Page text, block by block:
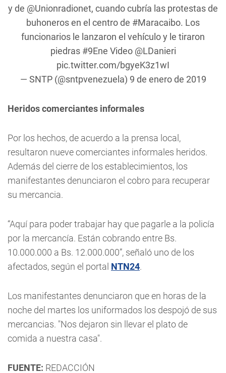
y de @Unionradionet, cuando cubría las protestas de
buhoneros en el centro de #Maracaibo. Los
funcionarios le lanzaron el vehículo y le tiraron
piedras #9Ene Video @LDanieri
pic.twitter.com/bgyeK3z1wI
— SNTP (@sntpvenezuela) 9 de enero de 2019
Heridos comerciantes informales
Por los hechos, de acuerdo a la prensa local,
resultaron nueve comerciantes informales heridos.
Además del cierre de los establecimientos, los
manifestantes denunciaron el cobro para recuperar
su mercancia.
“Aquí para poder trabajar hay que pagarle a la policía
por la mercancía. Están cobrando entre Bs.
10.000.000 a Bs. 12.000.000”, señaló uno de los
afectados, según el portal NTN24.
Los manifestantes denunciaron que en horas de la
noche del martes los uniformados los despojó de sus
mercancias. "Nos dejaron sin llevar el plato de
comida a nuestra casa".
FUENTE: REDACCIÓN